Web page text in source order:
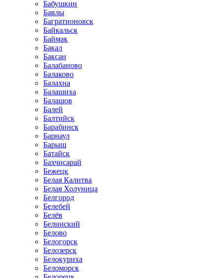
Бабушкин
Бавлы
Багратионовск
Байкальск
Баймак
Бакал
Баксан
Балабаново
Балаково
Балахна
Балашиха
Балашов
Балей
Балтийск
Барабинск
Барнаул
Барыш
Батайск
Бахчисарай
Бежецк
Белая Калитва
Белая Холуница
Белгород
Белебей
Белёв
Белинский
Белово
Белогорск
Белозерск
Белокуриха
Беломорск